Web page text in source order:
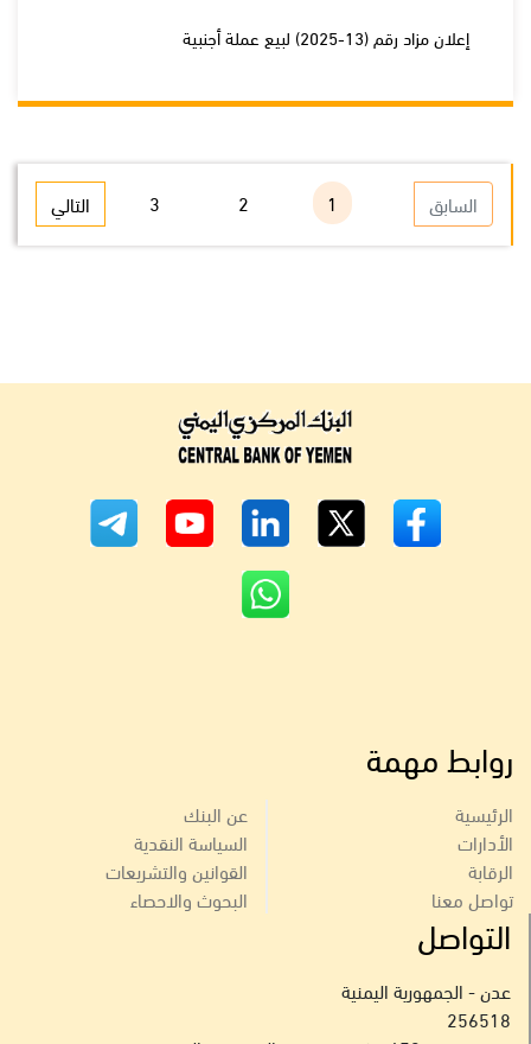
إعلان مزاد رقم (13-2025) لبيع عملة أجنبية
السابق 1
2
3
4
التالي
روابط مهمة
الرئيسية
الأدارات
الرقابة
تواصل معنا
عن البنك
السياسة النقدية
القوانين والتشريعات
البحوث والاحصاء
التواصل
عدن - الجمهورية اليمنية
256518